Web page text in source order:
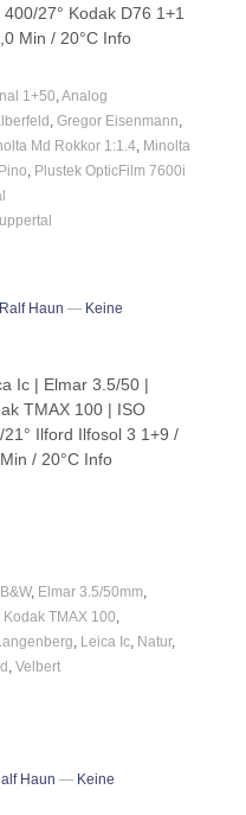
400/27° Kodak D76 1+1
Min / 20°C Info
1+50,Analog
, Gregor Eisenmann,
Md Rokkor 1:1.4, Minolta
Pino, Plustek OpticFilm 7600i
Ralf Haun — Keine
Ic | Elmar 3.5/50 |
TMAX 100 | ISO
21° Ilford Ilfosol 3 1+9 /
/ 20°C Info
B&W, Elmar 3.5/50mm,
Kodak TMAX 100,
, Leica Ic, Natur,
, Velbert
Haun — Keine